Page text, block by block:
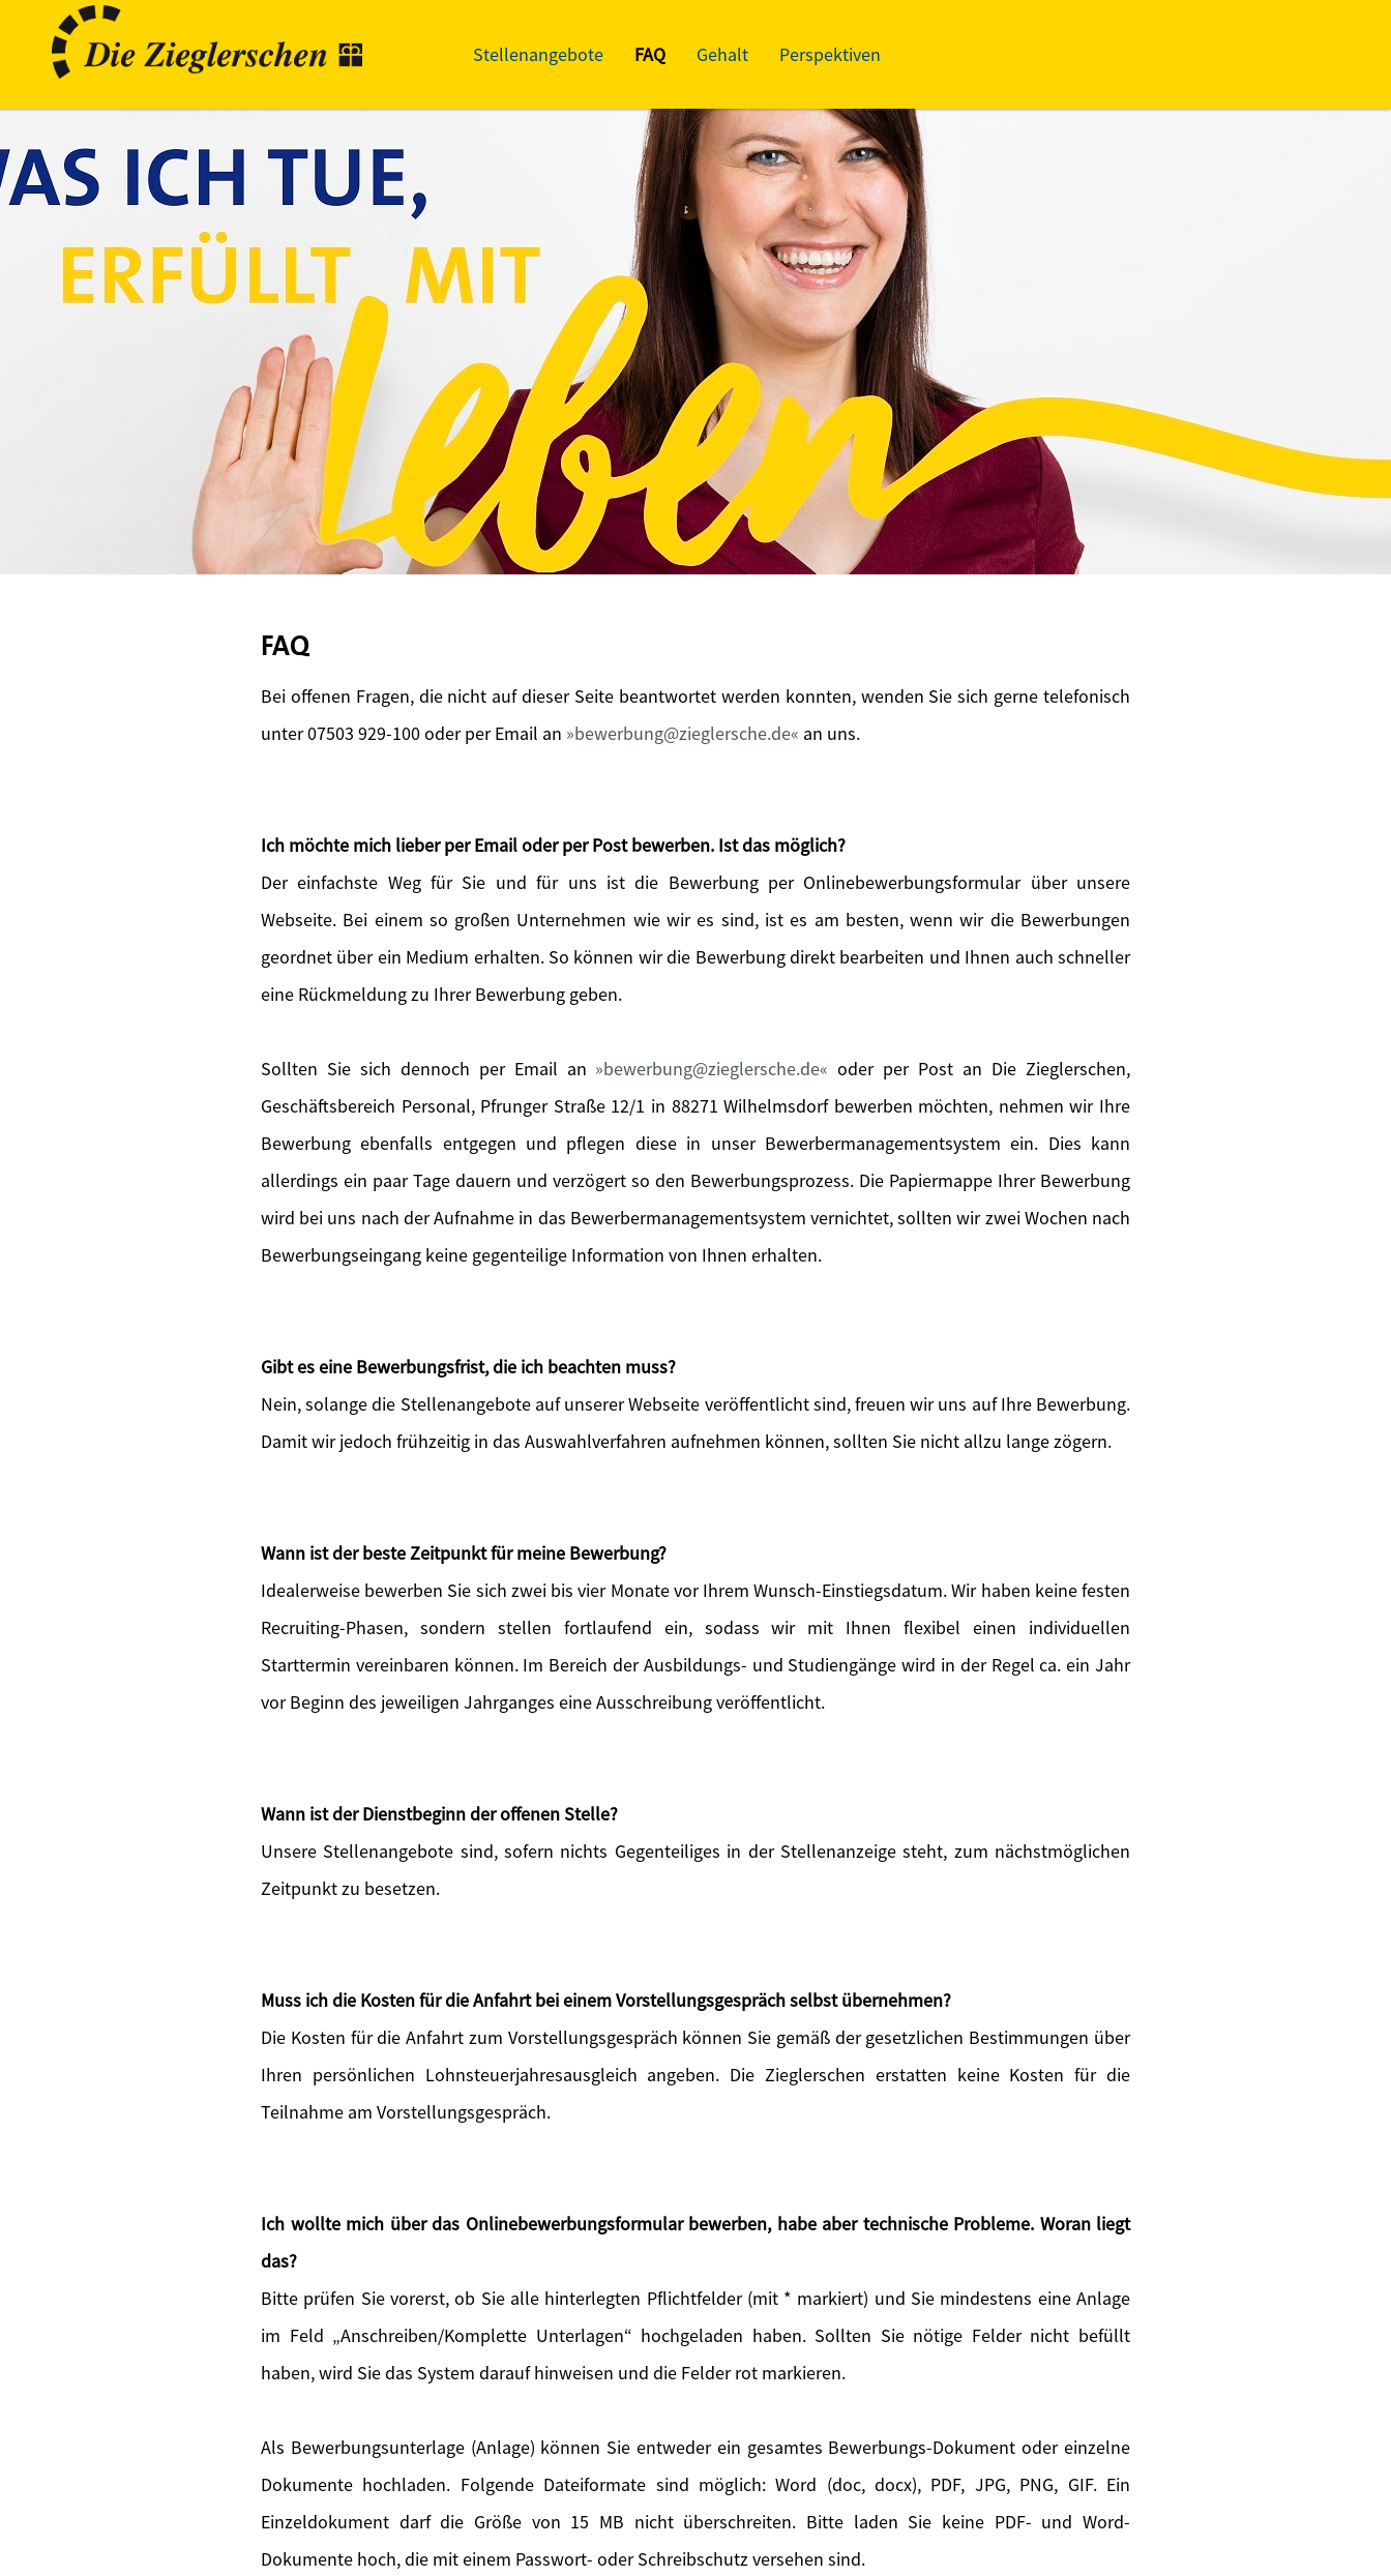
Stellenangebote FAQ Gehalt Perspektiven
FAQ
Bei offenen Fragen, die nicht auf dieser Seite beantwortet werden konnten, wenden Sie sich gerne telefonisch
unter 07503 929-100 oder per Email an
bewerbung@zieglersche.de an uns.
Ich möchte mich lieber per Email oder per Post bewerben. Ist das möglich?
Der einfachste Weg für Sie und für uns ist die Bewerbung per Onlinebewerbungsformular über unsere
Webseite. Bei einem so großen Unternehmen wie wir es sind, ist es am besten, wenn wir die Bewerbungen
geordnet über ein Medium erhalten. So können wir die Bewerbung direkt bearbeiten und Ihnen auch schneller
eine Rückmeldung zu Ihrer Bewerbung geben.
Sollten Sie sich dennoch per Email an bewerbung@zieglersche.de
oder per Post an Die Zieglerschen,
Geschäftsbereich Personal, Pfrunger Straße 12/1 in 88271 Wilhelmsdorf bewerben möchten, nehmen wir Ihre
Bewerbung ebenfalls entgegen und pflegen diese in unser Bewerbermanagementsystem ein. Dies kann
allerdings ein paar Tage dauern und verzögert so den Bewerbungsprozess. Die Papiermappe Ihrer Bewerbung
wird bei uns nach der Aufnahme in das Bewerbermanagementsystem vernichtet, sollten wir zwei Wochen nach
Bewerbungseingang keine gegenteilige Information von Ihnen erhalten.
Gibt es eine Bewerbungsfrist, die ich beachten muss?
Nein, solange die Stellenangebote auf unserer Webseite veröffentlicht sind, freuen wir uns auf Ihre Bewerbung.
Damit wir jedoch frühzeitig in das Auswahlverfahren aufnehmen können, sollten Sie nicht allzu lange zögern.
Wann ist der beste Zeitpunkt für meine Bewerbung?
Idealerweise bewerben Sie sich zwei bis vier Monate vor Ihrem Wunsch-Einstiegsdatum. Wir haben keine festen
Recruiting-Phasen, sondern stellen fortlaufend ein, sodass wir mit Ihnen flexibel einen individuellen
Starttermin vereinbaren können. Im Bereich der Ausbildungs- und Studiengänge wird in der Regel ca. ein Jahr
vor Beginn des jeweiligen Jahrganges eine Ausschreibung veröffentlicht.
Wann ist der Dienstbeginn der offenen Stelle?
Unsere Stellenangebote sind, sofern nichts Gegenteiliges in der Stellenanzeige steht, zum nächstmöglichen
Zeitpunkt zu besetzen.
Muss ich die Kosten für die Anfahrt bei einem Vorstellungsgespräch selbst übernehmen?
Die Kosten für die Anfahrt zum Vorstellungsgespräch können Sie gemäß der gesetzlichen Bestimmungen über
Ihren persönlichen Lohnsteuerjahresausgleich angeben. Die Zieglerschen erstatten keine Kosten für die
Teilnahme am Vorstellungsgespräch.
Ich wollte mich über das Onlinebewerbungsformular bewerben, habe aber technische Probleme. Woran liegt
das?
Bitte prüfen Sie vorerst, ob Sie alle hinterlegten Pflichtfelder (mit * markiert) und Sie mindestens eine Anlage
im Feld „Anschreiben/Komplette Unterlagen“ hochgeladen haben. Sollten Sie nötige Felder nicht befüllt
haben, wird Sie das System darauf hinweisen und die Felder rot markieren.
Als Bewerbungsunterlage (Anlage) können Sie entweder ein gesamtes Bewerbungs-Dokument oder einzelne
Dokumente hochladen. Folgende Dateiformate sind möglich: Word (doc, docx), PDF, JPG, PNG, GIF. Ein
Einzeldokument darf die Größe von 15 MB nicht überschreiten. Bitte laden Sie keine PDF- und Word-
Dokumente hoch, die mit einem Passwort- oder Schreibschutz versehen sind.